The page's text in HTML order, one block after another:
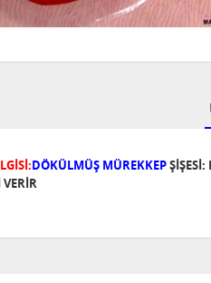
DÖKÜLMÜŞ MÜREKKEPŞİŞESİ: